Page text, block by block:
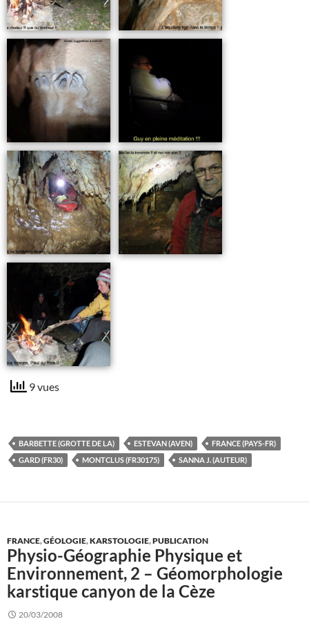
9 vues
BARBETTE (GROTTE DE LA) ESTEVAN (AVEN)
FRANCE (PAYS-FR)
GARD (FR30)
MONTCLUS (FR30175) SANNA J. (AUTEUR)
FRANCE,GÉOLOGIE,KARSTOLOGIE,PUBLICATION
Physio-Géographie Physique et
Environnement, 2 – Géomorphologie
karstique canyon de la Cèze
20/03/2008